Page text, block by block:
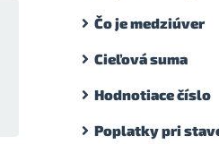
Čo je medziúver
Cieľová suma
Hodnotiace číslo
Poplatky pri